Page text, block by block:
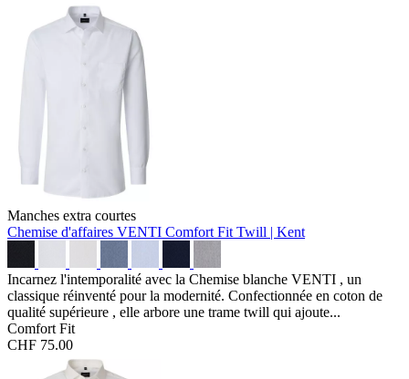
Manches extra courtes
Chemise d'affaires VENTI Comfort Fit Twill | Kent
Incarnez l'intemporalité avec la Chemise blanche VENTI , un
classique réinventé pour la modernité. Confectionnée en coton de
qualité supérieure , elle arbore une trame twill qui ajoute...
Comfort Fit
CHF 75.00